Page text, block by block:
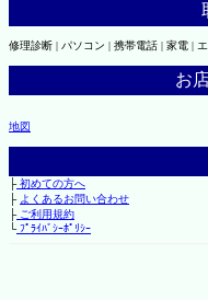
修理診断 | パソコン | 携帯電話 | 家電 |
お
地図
├初めての方へ
├ よくあるお問い合わせ
├ご利用規約
└ﾌﾟﾗｲﾊﾞｼｰﾎﾟﾘｼｰ